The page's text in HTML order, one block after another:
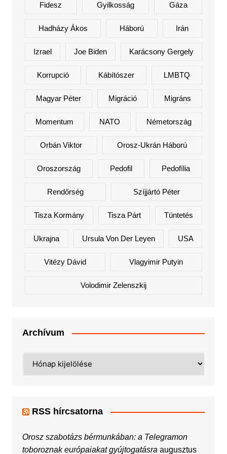
Fidesz Gyilkosság Gáza
Hadházy Ákos Háború Irán
Izrael Joe Biden Karácsony Gergely
Korrupció Kábítószer LMBTQ
Magyar Péter Migráció Migráns
Momentum NATO Németország
Orbán Viktor Orosz-Ukrán Háború
Oroszország Pedofil Pedofília
Rendőrség Szíjjártó Péter
Tisza Kormány Tisza Párt Tüntetés
Ukrajna Ursula Von Der Leyen USA
Vitézy Dávid Vlagyimir Putyin
Volodimir Zelenszkij
Archívum
RSS hírcsatorna
Orosz szabotázs bérmunkában: a Telegramon
toboroznak európaiakat gyújtogatásra augusztus